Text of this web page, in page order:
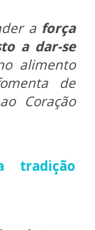
aforça
a dar-se
alimento
de
Coração
tradição